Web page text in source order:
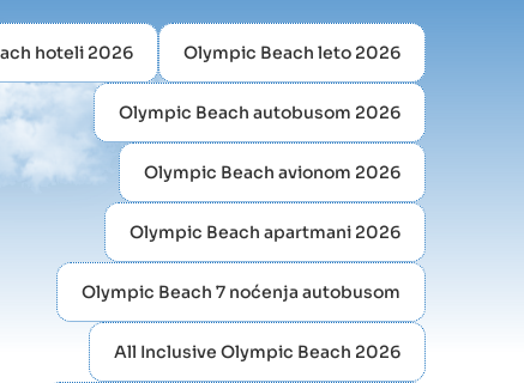
Olympic Beach leto 2026
hoteli 2026
Olympic Beach autobusom 2026
Olympic Beach avionom 2026
Olympic Beach apartmani 2026
Olympic Beach 7 noćenja autobusom
All Inclusive Olympic Beach 2026